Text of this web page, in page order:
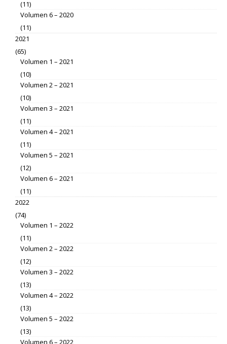
(11)
Volumen 6 – 2020
(11)
2021
(65)
Volumen 1 – 2021
(10)
Volumen 2 – 2021
(10)
Volumen 3 – 2021
(11)
Volumen 4 – 2021
(11)
Volumen 5 – 2021
(12)
Volumen 6 – 2021
(11)
2022
(74)
Volumen 1 – 2022
(11)
Volumen 2 – 2022
(12)
Volumen 3 – 2022
(13)
Volumen 4 – 2022
(13)
Volumen 5 – 2022
(13)
Volumen 6 – 2022